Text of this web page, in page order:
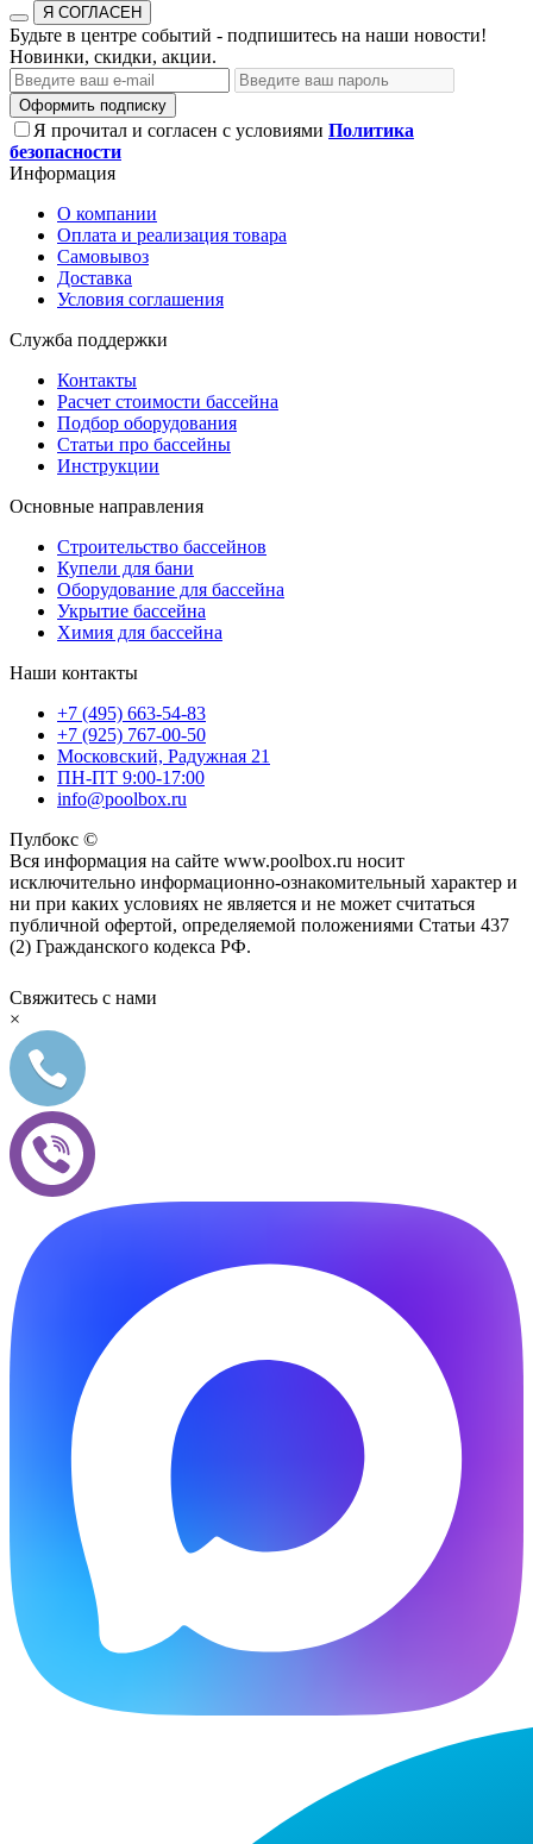
Я СОГЛАСЕН
Будьте в центре событий - подпишитесь на наши новости!
Новинки, скидки, акции.
Оформить подписку
Я прочитал и согласен с условиями Политика
безопасности
Информация
О компании
Оплата и реализация товара
Самовывоз
Доставка
Условия соглашения
Служба поддержки
Контакты
Расчет стоимости бассейна
Подбор оборудования
Статьи про бассейны
Инструкции
Основные направления
Строительство бассейнов
Купели для бани
Оборудование для бассейна
Укрытие бассейна
Химия для бассейна
Наши контакты
+7 (495) 663-54-83
+7 (925) 767-00-50
Московский, Радужная 21
ПН-ПТ 9:00-17:00
info@poolbox.ru
Пулбокс ©
Вся информация на сайте www.poolbox.ru носит
исключительно информационно-ознакомительный характер и
ни при каких условиях не является и не может считаться
публичной офертой, определяемой положениями Статьи 437
(2) Гражданского кодекса РФ.
Свяжитесь с нами
×